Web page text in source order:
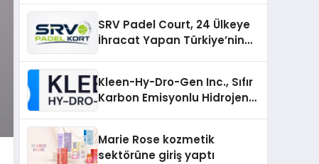
SRV Padel Court, 24 Ülkeye
İhracat Yapan Türkiye’nin
Kleen-Hy-Dro-Gen Inc., Sıfır
Karbon Emisyonlu Hidrojen
Aldı
Marie Rose kozmetik
sektörüne giriş yaptı